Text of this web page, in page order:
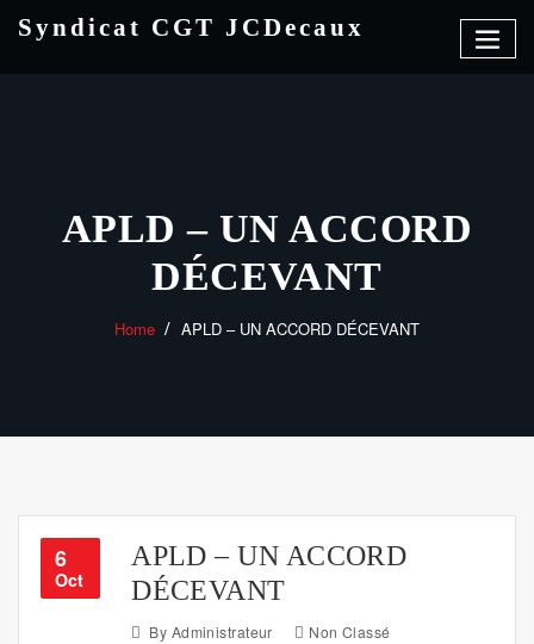
Syndicat CGT JCDecaux
APLD – UN ACCORD
DÉCEVANT
Home APLD – UN ACCORD DÉCEVANT
6
Oct
APLD – UN ACCORD
DÉCEVANT
By Administrateur Non Classé